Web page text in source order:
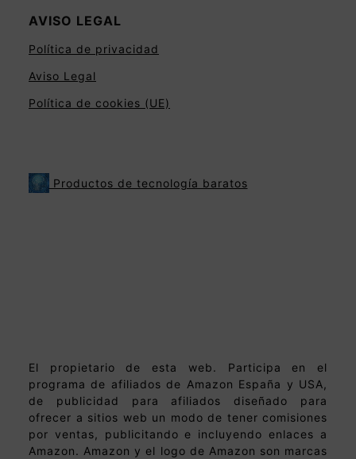
AVISO LEGAL
Política de privacidad
Aviso Legal
Política de cookies (UE)
Productos de tecnología baratos
El propietario de esta web. Participa en el
programa de afiliados de Amazon España y USA,
de publicidad para afiliados diseñado para
ofrecer a sitios web un modo de tener comisiones
por ventas, publicitando e incluyendo enlaces a
Amazon. Amazon y el logo de Amazon son marcas